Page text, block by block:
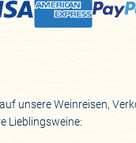
unsere Weinreisen,
Lieblingsweine: